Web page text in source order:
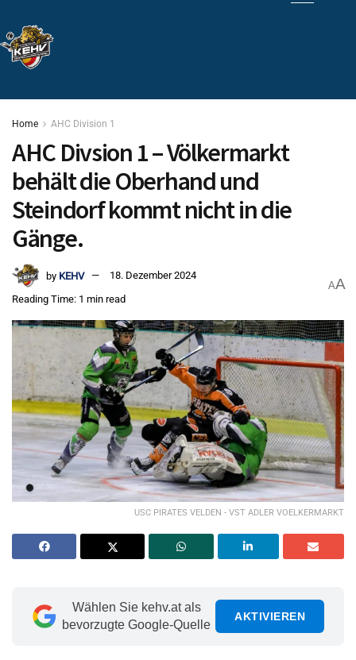
Home AHC Division 1
AHC Divsion 1 – Völkermarkt
behält die Oberhand und
Steindorf kommt nicht in die
Gänge.
by KEHV
18. Dezember 2024
Reading Time: 1 min read
AA
USC PIRATES VELDEN - VST ADLER VOELKERMARKT
Wählen Sie kehv.at als
bevorzugte Google-Quelle
AKTIVIEREN